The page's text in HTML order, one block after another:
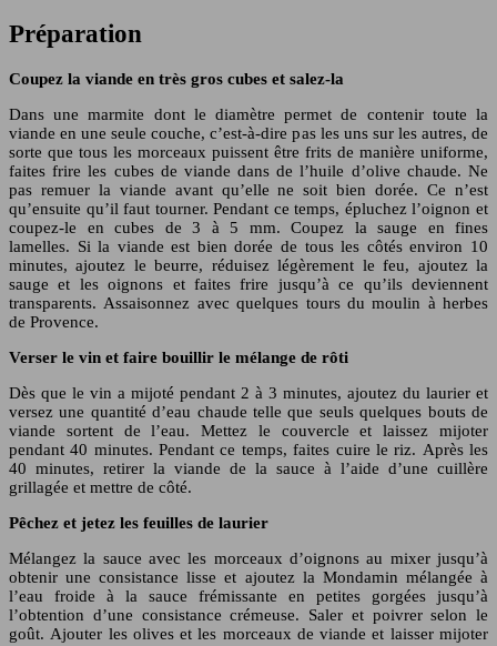
Préparation
Coupez la viande en très gros cubes et salez-la
Dans une marmite dont le diamètre permet de contenir toute la
viande en une seule couche, c’est-à-dire pas les uns sur les autres, de
sorte que tous les morceaux puissent être frits de manière uniforme,
faites frire les cubes de viande dans de l’huile d’olive chaude. Ne
pas remuer la viande avant qu’elle ne soit bien dorée. Ce n’est
qu’ensuite qu’il faut tourner. Pendant ce temps, épluchez l’oignon et
coupez-le en cubes de 3 à 5 mm. Coupez la sauge en fines
lamelles. Si la viande est bien dorée de tous les côtés environ 10
minutes, ajoutez le beurre, réduisez légèrement le feu, ajoutez la
sauge et les oignons et faites frire jusqu’à ce qu’ils deviennent
transparents. Assaisonnez avec quelques tours du moulin à herbes
de Provence.
Verser le vin et faire bouillir le mélange de rôti
Dès que le vin a mijoté pendant 2 à 3 minutes, ajoutez du laurier et
versez une quantité d’eau chaude telle que seuls quelques bouts de
viande sortent de l’eau. Mettez le couvercle et laissez mijoter
pendant 40 minutes. Pendant ce temps, faites cuire le riz. Après les
40 minutes, retirer la viande de la sauce à l’aide d’une cuillère
grillagée et mettre de côté.
Pêchez et jetez les feuilles de laurier
Mélangez la sauce avec les morceaux d’oignons au mixer jusqu’à
obtenir une consistance lisse et ajoutez la Mondamin mélangée à
l’eau froide à la sauce frémissante en petites gorgées jusqu’à
l’obtention d’une consistance crémeuse. Saler et poivrer selon le
goût. Ajouter les olives et les morceaux de viande et laisser mijoter